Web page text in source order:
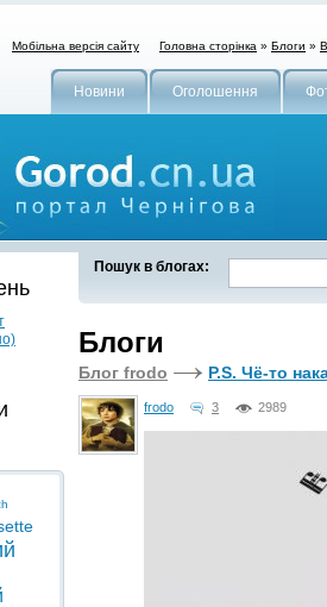
Мобільна версія сайту Головна сторінка » Блоги »
Новини Оголошення
Пошук в блогах:
Блоги
Блог frodo P.S. Чё-то
frodo 3 2989